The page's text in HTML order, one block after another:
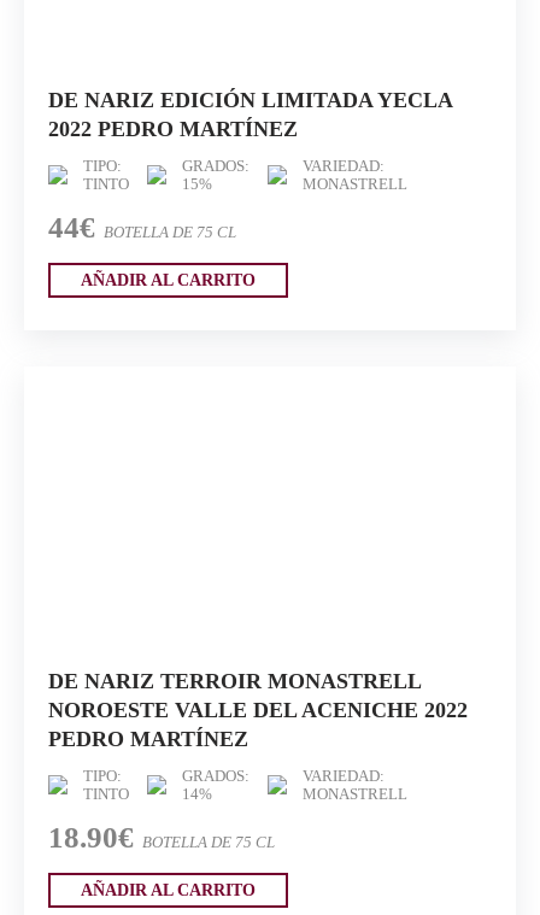
DE NARIZ EDICIÓN LIMITADA YECLA
2022 PEDRO MARTÍNEZ
TIPO:
TINTO
GRADOS:
15%
VARIEDAD:
MONASTRELL
44€ BOTELLA DE 75 CL
AÑADIR AL CARRITO
DE NARIZ TERROIR MONASTRELL
NOROESTE VALLE DEL ACENICHE 2022
PEDRO MARTÍNEZ
TIPO:
TINTO
GRADOS:
14%
VARIEDAD:
MONASTRELL
18.90€ BOTELLA DE 75 CL
AÑADIR AL CARRITO